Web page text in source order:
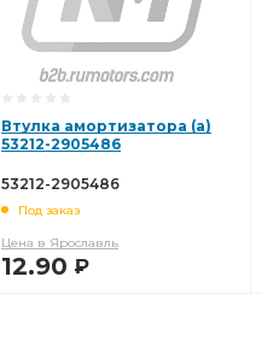
Втулка амортизатора (а)
53212-2905486
53212-2905486
Под заказ
Цена в Ярославль
12.90 Р